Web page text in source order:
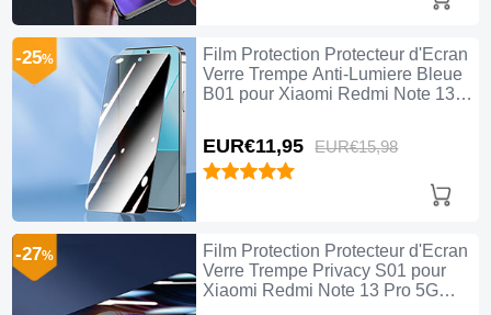
Film Protection Protecteur d'Ecran
Verre Trempe Anti-Lumiere Bleue
B01 pour Xiaomi Redmi Note 13
EUR€11,95 EUR€15,98
-25%
Film Protection Protecteur d'Ecran
Verre Trempe Privacy S01 pour
Xiaomi Redmi Note 13 Pro 5G
-27%